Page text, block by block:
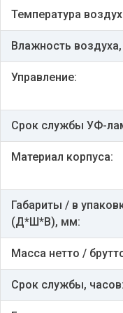
Температура
Влажность воздуха,
Управление:
Срок службы УФ-
Материал корпуса:
Габариты / в
(Д*Ш*В), мм:
Масса нетто /
Срок службы, часов: